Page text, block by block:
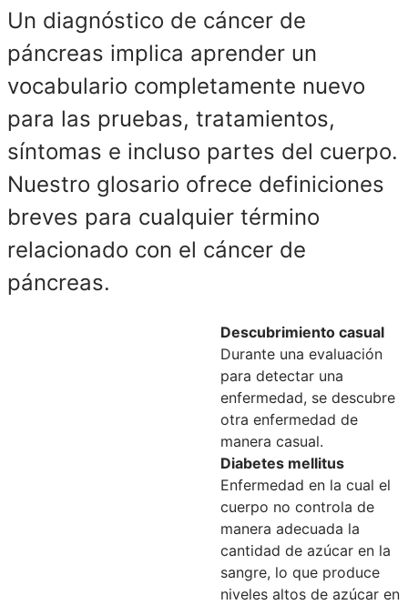
Un diagnóstico de cáncer de
páncreas implica aprender un
vocabulario completamente nuevo
para las pruebas, tratamientos,
síntomas e incluso partes del cuerpo.
Nuestro glosario ofrece definiciones
breves para cualquier término
relacionado con el cáncer de
páncreas.
Descubrimiento casual
Durante una evaluación
para detectar una
enfermedad, se descubre
otra enfermedad de
manera casual.
Diabetes mellitus
Enfermedad en la cual el
cuerpo no controla de
manera adecuada la
cantidad de azúcar en la
sangre, lo que produce
niveles altos de azúcar en